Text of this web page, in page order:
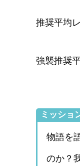
推奨平均
強襲推奨
ミッショ
物語を
のか？